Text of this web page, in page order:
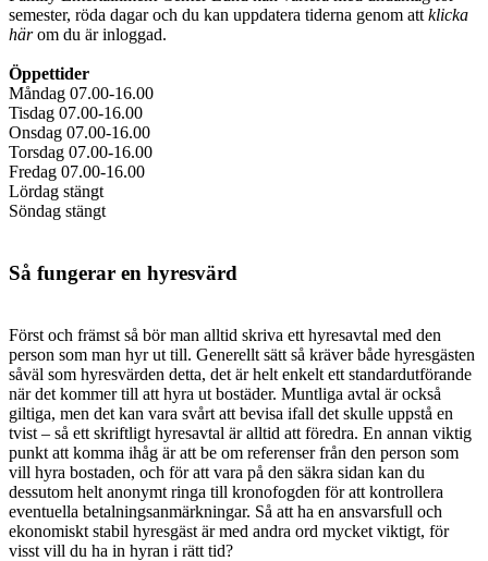
semester, röda dagar och du kan uppdatera tiderna genom att klicka
härom du är inloggad.
Öppettider
Måndag 07.00-16.00
Tisdag 07.00-16.00
Onsdag 07.00-16.00
Torsdag 07.00-16.00
Fredag 07.00-16.00
Lördag stängt
Söndag stängt
Så fungerar en hyresvärd
Först och främst så bör man alltid skriva ett hyresavtal med den
person som man hyr ut till. Generellt sätt så kräver både hyresgästen
såväl som hyresvärden detta, det är helt enkelt ett standardutförande
när det kommer till att hyra ut bostäder. Muntliga avtal är också
giltiga, men det kan vara svårt att bevisa ifall det skulle uppstå en
tvist – så ett skriftligt hyresavtal är alltid att föredra. En annan viktig
punkt att komma ihåg är att be om referenser från den person som
vill hyra bostaden, och för att vara på den säkra sidan kan du
dessutom helt anonymt ringa till kronofogden för att kontrollera
eventuella betalningsanmärkningar. Så att ha en ansvarsfull och
ekonomiskt stabil hyresgäst är med andra ord mycket viktigt, för
visst vill du ha in hyran i rätt tid?